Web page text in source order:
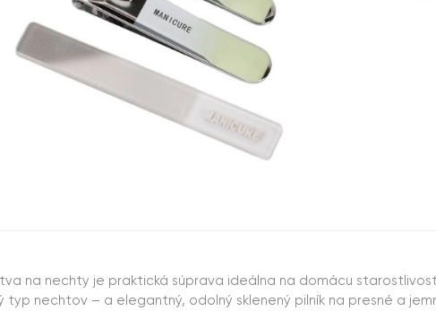
na nechty je praktická súprava ideálna na domácu
typ nechtov – a elegantný, odolný sklenený pilník na presné a